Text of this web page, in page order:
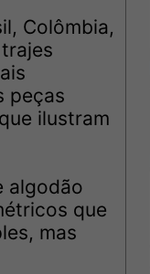
Colômbia,
peças
ilustram
algodão
que
mas